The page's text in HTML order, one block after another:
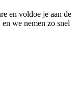
en voldoe je aan de
we nemen zo snel